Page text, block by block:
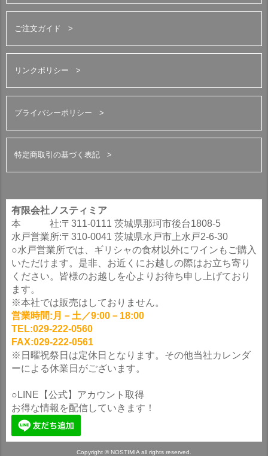
ご注文ガイド
リンクポリシー
プライバシーポリシー
特定商取引の基づく表記
有限会社ノスティミア
本 社:〒311-0111 茨城県那珂市後台1808-5
水戸営業所:〒310-0041 茨城県水戸市上水戸2-6-30
○水戸営業所では、ギリシャの食材以外にワインもご購入
いただけます。是非、お近くにお越しの際はお立ち寄り
ください。皆様のお越しを心よりお待ち申し上げており
ます。
※本社では販売はしておりません。
営業時間:月－土／9:00－18:00
TEL:029-222-0560
FAX:029-222-0561
※日曜祝祭日は定休日となります。その他当社カレンダ
ーによる休業日がございます。
○LINE【公式】アカウント取得
お得な情報を配信していきます！
Copyright © NOSTIMIA all rights reserved.